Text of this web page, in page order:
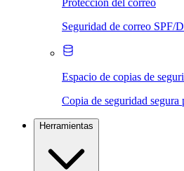
Protección del correo
Seguridad de correo
Espacio de copias de
Copia de seguridad segura
Herramientas